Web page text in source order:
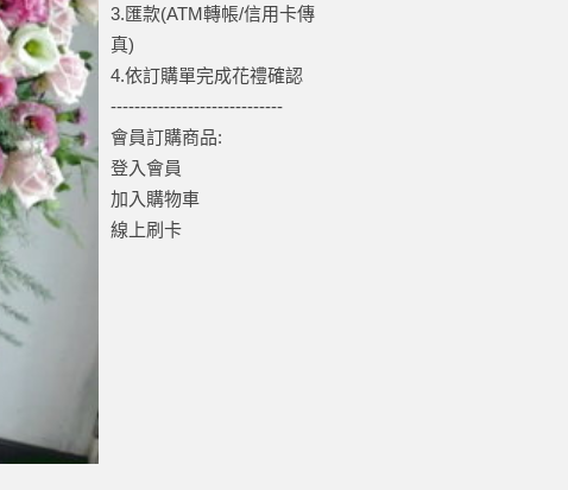
3.匯款(ATM轉帳/信用卡傳
真)
4.依訂購單完成花禮確認
-----------------------------
會員訂購商品:
登入會員
加入購物車
線上刷卡